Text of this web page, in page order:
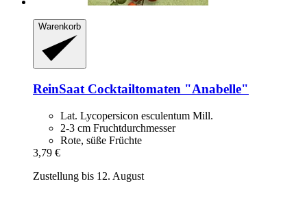
Warenkorb
ReinSaat Cocktailtomaten "Anabelle"
Lat. Lycopersicon esculentum Mill.
2-3 cm Fruchtdurchmesser
Rote, süße Früchte
3,79 €
Zustellung bis 12. August